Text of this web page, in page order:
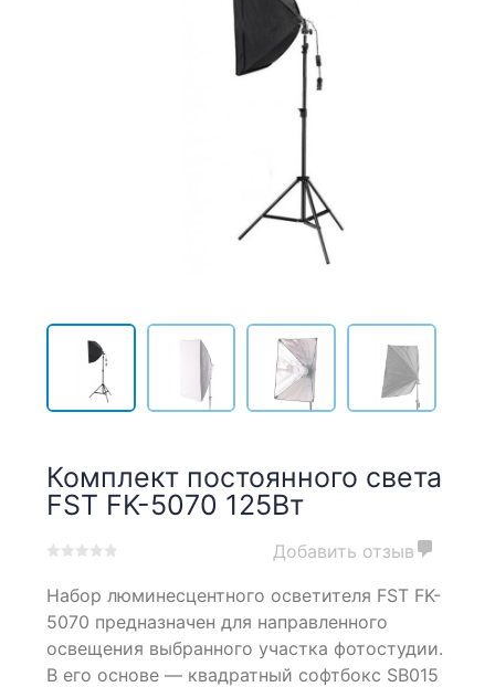
Комплект постоянного света
FST FK-5070 125Вт
out
on
customer
Добавить отзыв
Набор люминесцентного осветителя FST FK-
5070 предназначен для направленного
освещения выбранного участка фотостудии.
В его основе — квадратный софтбокс SB015